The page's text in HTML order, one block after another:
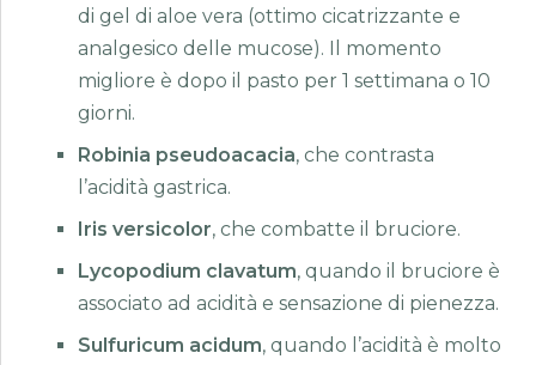
di gel di aloe vera (ottimo cicatrizzante e
analgesico delle mucose). Il momento
migliore è dopo il pasto per 1 settimana o 10
giorni.
Robinia pseudoacacia, che contrasta
l’acidità gastrica.
Iris versicolor, che combatte il bruciore.
Lycopodium clavatum, quando il bruciore è
associato ad acidità e sensazione di pienezza.
Sulfuricum acidum, quando l’acidità è molto